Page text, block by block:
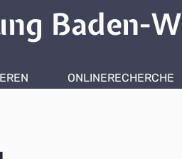
Baden-
ONLINERECHERCHE